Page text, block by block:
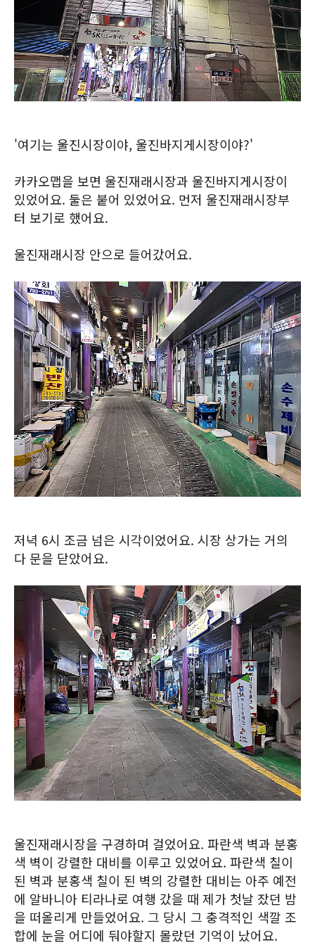
'여기는 울진시장이야, 울진바지게시장이야?'
카카오맵을 보면 울진재래시장과 울진바지게시장이
있었어요. 둘은 붙어 있었어요. 먼저 울진재래시장부
터 보기로 했어요.
울진재래시장 안으로 들어갔어요.
저녁 6시 조금 넘은 시각이었어요. 시장 상가는 거의
다 문을 닫았어요.
울진재래시장을 구경하며 걸었어요. 파란색 벽과 분홍
색 벽이 강렬한 대비를 이루고 있었어요. 파란색 칠이
된 벽과 분홍색 칠이 된 벽의 강렬한 대비는 아주 예전
에 알바니아 티라나로 여행 갔을 때 제가 첫날 잤던 밤
을 떠올리게 만들었어요. 그 당시 그 충격적인 색깔 조
합에 눈을 어디에 둬야할지 몰랐던 기억이 났어요.